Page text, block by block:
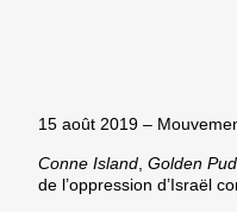
15 août 2019 –
Conne Island Golden
de l’oppression d’Israël